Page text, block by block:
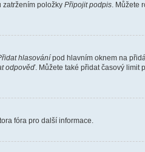
zatržením položky Připojit podpis. Můžete
hlasování pod hlavním oknem na
odpověď. Můžete také přidat časový limit
fóra pro další informace.